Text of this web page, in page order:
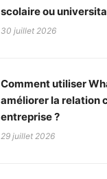
scolaire ou
30 juillet 2026
Comment utiliser
améliorer la relation
entreprise ?
29 juillet 2026